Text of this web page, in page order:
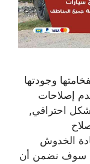
وجودتها
إصلاحات
احترافي,
الخدوش
، سوف نضمن أن